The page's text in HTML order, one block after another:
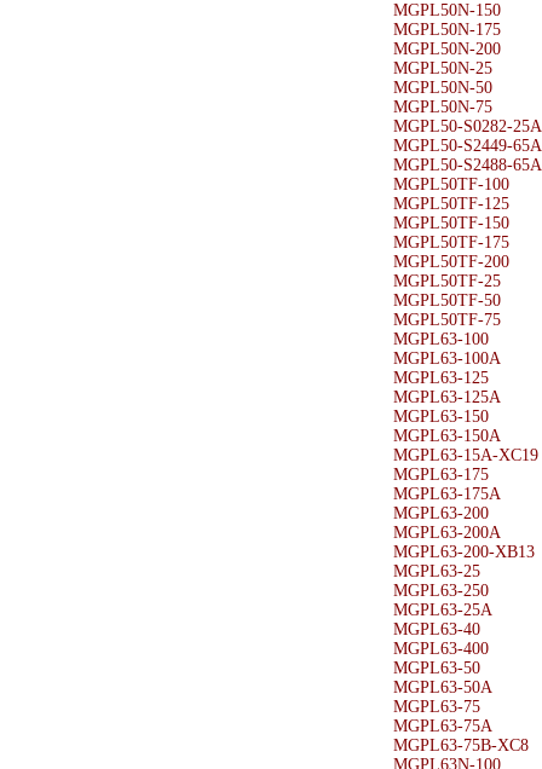
MGPL50N-150
MGPL50N-175
MGPL50N-200
MGPL50N-25
MGPL50N-50
MGPL50N-75
MGPL50-S0282-25A
MGPL50-S2449-65A
MGPL50-S2488-65A
MGPL50TF-100
MGPL50TF-125
MGPL50TF-150
MGPL50TF-175
MGPL50TF-200
MGPL50TF-25
MGPL50TF-50
MGPL50TF-75
MGPL63-100
MGPL63-100A
MGPL63-125
MGPL63-125A
MGPL63-150
MGPL63-150A
MGPL63-15A-XC19
MGPL63-175
MGPL63-175A
MGPL63-200
MGPL63-200A
MGPL63-200-XB13
MGPL63-25
MGPL63-250
MGPL63-25A
MGPL63-40
MGPL63-400
MGPL63-50
MGPL63-50A
MGPL63-75
MGPL63-75A
MGPL63-75B-XC8
MGPL63N-100